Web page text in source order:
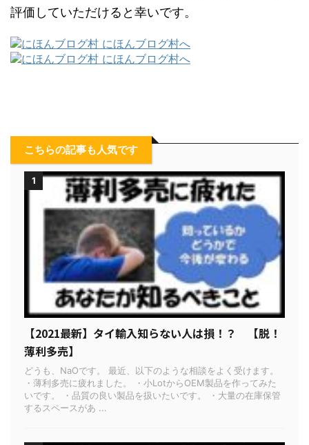
評価していただけると幸いです。
こちらの記事も人気です
1
【2021最新】タイ輸入知らない人は損！？ 【脱！
薄利多売】
どうも、NaOです。 最近、以下のような相談をよく受けます。
・薄利多売に疲れました。 ・小LotからOEM製品を作ってみた
いです。 ・品質の良い製品を扱いたいです。 ・大量の在庫保管
するスペースがあ ...